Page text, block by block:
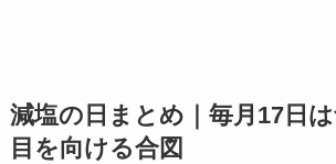
減塩の日まとめ｜毎月17日
目を向ける合図